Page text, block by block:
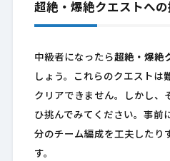
超絶・爆絶クエストへの
中級者になったら超絶・爆絶
しょう。これらのクエストは
クリアできません。しかし、
ひ挑んでみてください。事前
分のチーム編成を工夫したり
す。